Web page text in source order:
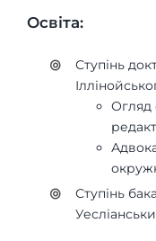
Освіта:
Ступінь
Огляд
Ступінь